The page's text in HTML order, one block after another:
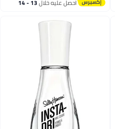
احصل عليه خلال 13 - 14